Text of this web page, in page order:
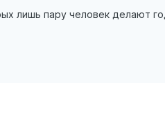
лишь пару человек делают